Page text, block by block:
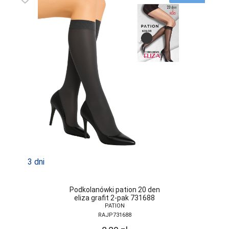
LAPINEE
LAYDI
LEVANTE
LIVCO
CORSETTI
FASHION
LORES
LOTTO
LUNA
MA-RIA
MAGNETIS
3 dni
Podkolanówki pation 20 den
eliza grafit 2-pak 731688
PATION
RAJP731688